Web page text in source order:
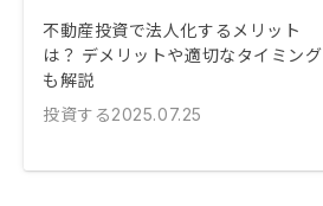
不動産投資で法人化するメリット
は？ デメリットや適切なタイミング
も解説
投資する2025.07.25